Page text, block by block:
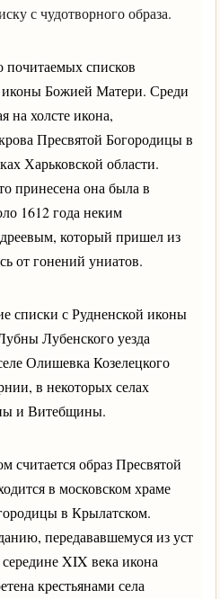
с чудотворного образа.
почитаемых списков
иконы Божией Матери. Среди
на холсте икона,
Пресвятой Богородицы в
Харьковской области.
принесена она была в
1612 года неким
который пришел из
от гонений униатов.
списки с Рудненской иконы
Лубенского уезда
Олишевка Козелецкого
в некоторых селах
и Витебщины.
образ Пресвятой
в московском храме
в Крылатском.
передававшемуся из уст
XIX века икона
крестьянами села